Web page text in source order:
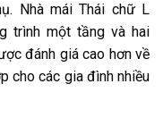
Nhà mái Thái chữ L
trình một tầng và hai
đánh giá cao hơn về
cho các gia đình nhiều